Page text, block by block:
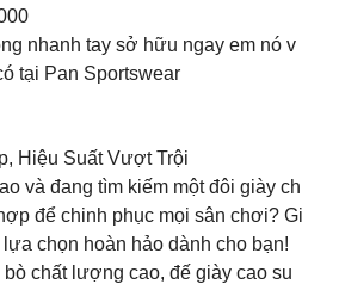
nhanh tay sở hữu ngay em nó v
tại Pan Sportswear
Hiệu Suất Vượt Trội
và đang tìm kiếm một đôi giày ch
để chinh phục mọi sân chơi? Gi
chọn hoàn hảo dành cho bạn!
chất lượng cao, đế giày cao su